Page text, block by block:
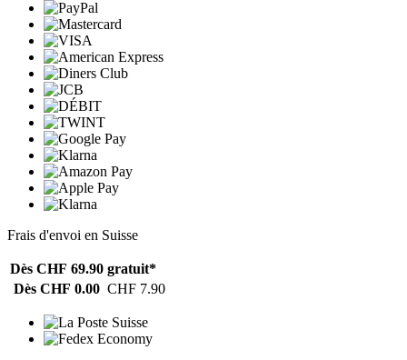
Frais d'envoi en Suisse
Dès CHF 69.90 gratuit*
Dès CHF 0.00 CHF 7.90